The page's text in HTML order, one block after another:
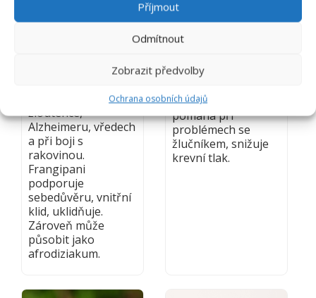
Příjmout
Odmítnout
Zobrazit předvolby
Ochrana osobních údajů
vyjmutí z půdy. Vůně
žloutence,
Alzheimeru, vředech
a při boji s
rakovinou.
Frangipani
podporuje
sebedůvěru, vnitřní
klid, uklidňuje.
Zároveň může
působit jako
afrodiziakum.
Gardenia
jasminoides
Svou omamnou vůní
Jde o mocnou
zahánět horečku,
pomáhá při
problémech se
žlučníkem, snižuje
krevní tlak.